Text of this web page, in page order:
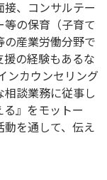
接、コンサルテー
の保育（子育て
産業労働分野で
の経験もあるな
ンカウンセリング
談業務に従事し
』をモットー
を通して、伝え